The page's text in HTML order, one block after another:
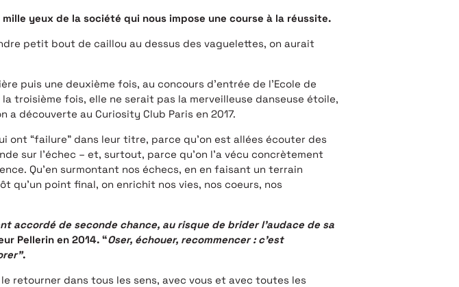
yeux de la société qui nous impose une course à la réussite.
petit bout de caillou au dessus des vaguelettes, on aurait
puis une deuxième fois, au concours d’entrée de l’Ecole de
troisième fois, elle ne serait pas la merveilleuse danseuse étoile,
découverte au Curiosity Club Paris en 2017.
ont “failure” dans leur titre, parce qu’on est allées écouter des
sur l’échec – et, surtout, parce qu’on l’a vécu concrètement
Qu’en surmontant nos échecs, en en faisant un terrain
qu’un point final, on enrichit nos vies, nos coeurs, nos
accordé de seconde chance, au risque de brider l’audace de sa
Pellerin en 2014. “Oser, échouer, recommencer : c’est
.
retourner dans tous les sens, avec vous et avec toutes les